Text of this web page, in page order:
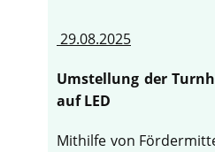
29.08.2025
Umstellung der
auf LED
Mithilfe von